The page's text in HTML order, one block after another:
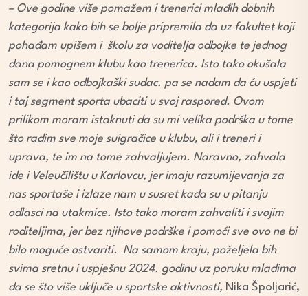
– Ove godine više pomažem i trenerici mlađih dobnih
kategorija kako bih se bolje pripremila da uz fakultet koji
pohađam upišem i školu za voditelja odbojke te jednog
dana pomognem klubu kao trenerica. Isto tako okušala
sam se i kao odbojkaški sudac. pa se nadam da ću uspjeti
i taj segment sporta ubaciti u svoj raspored. Ovom
prilikom moram istaknuti da su mi velika podrška u tome
što radim sve moje suigračice u klubu, ali i treneri i
uprava, te im na tome zahvaljujem. Naravno, zahvala
ide i Veleučilištu u Karlovcu, jer imaju razumijevanja za
nas sportaše i izlaze nam u susret kada su u pitanju
odlasci na utakmice. Isto tako moram zahvaliti i svojim
roditeljima, jer bez njihove podrške i pomoći sve ovo ne bi
bilo moguće ostvariti. Na samom kraju, poželjela bih
svima sretnu i uspješnu 2024. godinu uz poruku mladima
da se što više uključe u sportske aktivnosti, Nika Špoljarić,